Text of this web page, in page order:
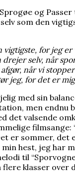
og
som den
vigtigste, for jeg er
drejer selv, når
når vi
jeg, for det er
med sin
men endnu
det valsende
filmsange:
er sommer, det
min hest, jeg har
til
flere klasser over